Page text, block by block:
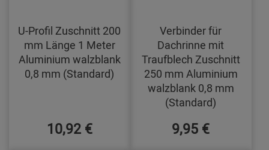
U-Profil Zuschnitt 200
mm Länge 1 Meter
Aluminium walzblank
0,8 mm (Standard)
10,92 €
Verbinder für
Dachrinne mit
Traufblech Zuschnitt
250 mm Aluminium
walzblank 0,8 mm
(Standard)
9,95 €